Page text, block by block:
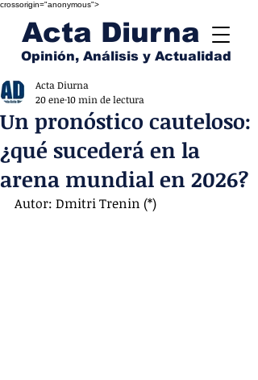
crossorigin="anonymous">
Acta Diurna
Opinión, Análisis y Actualidad
Un pronóstico cauteloso:
¿qué sucederá en la
arena mundial en 2026?
Acta Diurna
20 ene10 min de lectura
Autor: Dmitri Trenin (*)